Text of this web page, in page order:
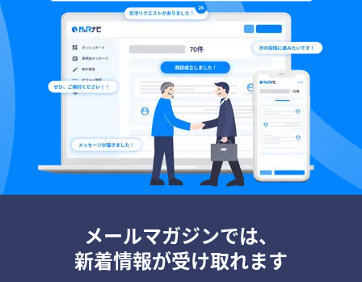
メールマガジンでは、
新着情報が受け取れます